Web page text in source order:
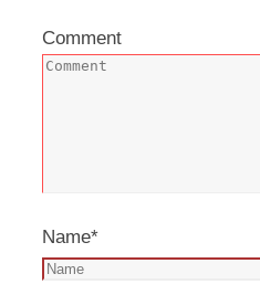
Comment
Name*